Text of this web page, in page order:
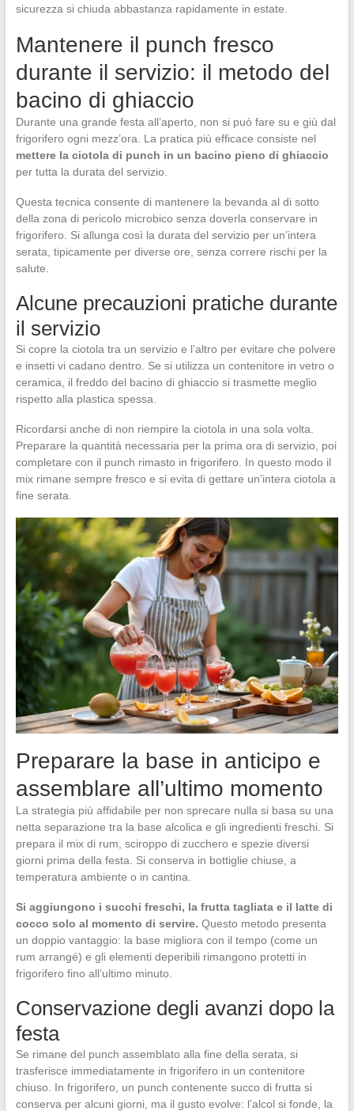
sicurezza si chiuda abbastanza rapidamente in estate.
Mantenere il punch fresco
durante il servizio: il metodo del
bacino di ghiaccio
Durante una grande festa all’aperto, non si può fare su e giù dal
frigorifero ogni mezz’ora. La pratica più efficace consiste nel
mettere la ciotola di punch in un bacino pieno di ghiaccio
per tutta la durata del servizio.
Questa tecnica consente di mantenere la bevanda al di sotto
della zona di pericolo microbico senza doverla conservare in
frigorifero. Si allunga così la durata del servizio per un’intera
serata, tipicamente per diverse ore, senza correre rischi per la
salute.
Alcune precauzioni pratiche durante
il servizio
Si copre la ciotola tra un servizio e l’altro per evitare che polvere
e insetti vi cadano dentro. Se si utilizza un contenitore in vetro o
ceramica, il freddo del bacino di ghiaccio si trasmette meglio
rispetto alla plastica spessa.
Ricordarsi anche di non riempire la ciotola in una sola volta.
Preparare la quantità necessaria per la prima ora di servizio, poi
completare con il punch rimasto in frigorifero. In questo modo il
mix rimane sempre fresco e si evita di gettare un’intera ciotola a
fine serata.
Preparare la base in anticipo e
assemblare all’ultimo momento
La strategia più affidabile per non sprecare nulla si basa su una
netta separazione tra la base alcolica e gli ingredienti freschi. Si
prepara il mix di rum, sciroppo di zucchero e spezie diversi
giorni prima della festa. Si conserva in bottiglie chiuse, a
temperatura ambiente o in cantina.
Si aggiungono i succhi freschi, la frutta tagliata e il latte di
cocco solo al momento di servire. Questo metodo presenta
un doppio vantaggio: la base migliora con il tempo (come un
rum arrangé) e gli elementi deperibili rimangono protetti in
frigorifero fino all’ultimo minuto.
Conservazione degli avanzi dopo la
festa
Se rimane del punch assemblato alla fine della serata, si
trasferisce immediatamente in frigorifero in un contenitore
chiuso. In frigorifero, un punch contenente succo di frutta si
conserva per alcuni giorni, ma il gusto evolve: l’alcol si fonde, la